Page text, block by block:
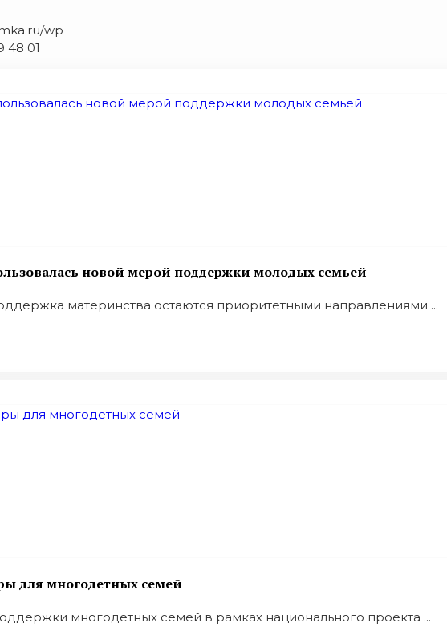
wp
48 01
новой мерой поддержки молодых семьей
материнства остаются приоритетными направлениями ...
для многодетных семей
многодетных семей в рамках национального проекта ...